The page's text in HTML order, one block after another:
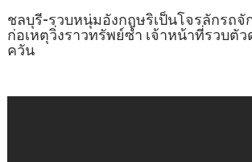
ชลบุรี-รวบหนุ่มอังกฤษริเป็นโจรลักรถ
ก่อเหตุวิ่งราวทรัพย์ซ้ำ เจ้าหน้าที่รวบตั
ควัน